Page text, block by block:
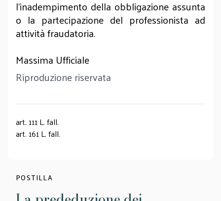
l’inadempimento della obbligazione assunta
o la partecipazione del professionista ad
attività fraudatoria.
Massima Ufficiale
Riproduzione riservata
art. 111 L. fall.
art. 161 L. fall.
POSTILLA